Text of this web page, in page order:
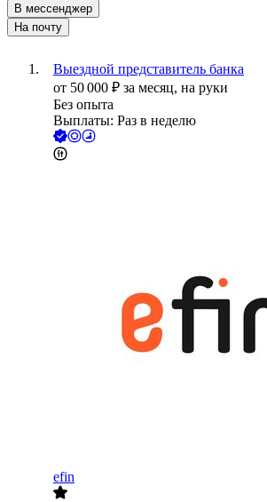
В мессенджер
На почту
Выездной представитель банка
от 50 000 ₽ за месяц, на руки
Без опыта
Выплаты: Раз в неделю
efin